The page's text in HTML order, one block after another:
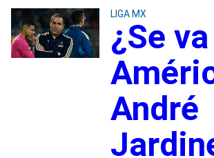
LIGA MX
¿Se
André